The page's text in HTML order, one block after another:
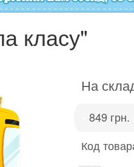
класу"
На
849 грн.
Код